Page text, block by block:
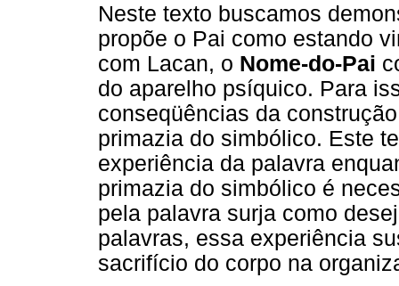
Neste texto buscamos
propõe o Pai como estando
com Lacan, o Nome-do-Pai
do aparelho psíquico. Para
conseqüências da
primazia do simbólico. Este
experiência da palavra
primazia do simbólico é
pela palavra surja como
palavras, essa experiência
sacrifício do corpo na